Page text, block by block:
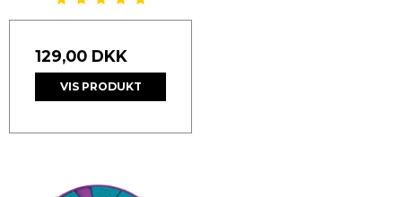
129,00 DKK
VIS PRODUKT